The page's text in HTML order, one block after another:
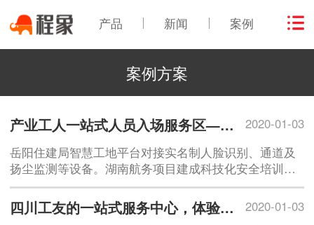
产品 新闻 案例
案例方案
2020-01-03
产业工人一站式人员入场服务区——岳阳项目安全教育培训中心
岳阳住建局智慧工地平台对接实名制人脸识别、通道及
扬尘监测等设备。湖南航务项目建成科技化安全培训中
心，通过AI识别、VR预演和智能实训等九大场景提升安
全培训效果，实现全员覆盖和违规操作下降。2020-01-03
四川工友的一站式服务中心，体验式安全教育真贴心！